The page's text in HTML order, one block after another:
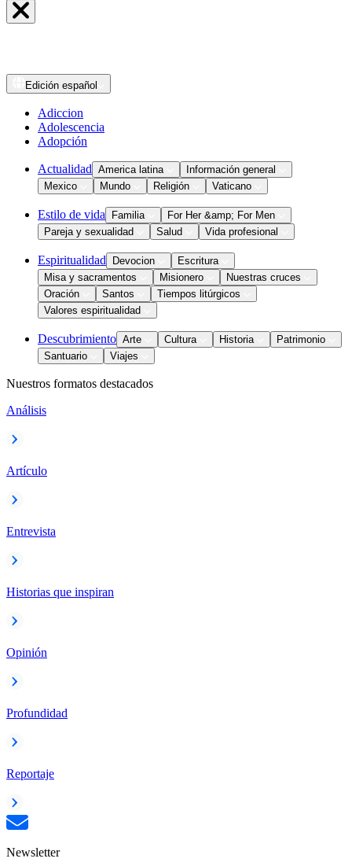
Edición español
Adiccion
Adolescencia
Adopción
Actualidad America latina
Información general
Mexico
Mundo Religión Vaticano
Estilo de vida Familia
For Her &amp; For Men
Pareja y sexualidad
Salud Vida profesional
Espiritualidad Devocion
Escritura
Misa y sacramentos
Misionero
Nuestras cruces
Oración
Santos
Tiempos litúrgicos
Valores espiritualidad
Descubrimiento Arte Cultura Historia
Patrimonio
Santuario
Viajes
Nuestros formatos destacados
Análisis
Artículo
Entrevista
Historias que inspiran
Opinión
Profundidad
Reportaje
Newsletter